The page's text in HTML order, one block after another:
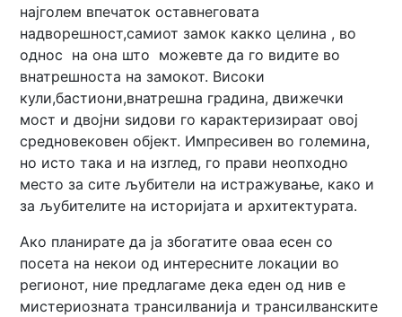
најголем впечаток оставнеговата
надворешност,самиот замок какко целина , во
однос на она што можевте да го видите во
внатрешноста на замокот. Високи
кули,бастиони,внатрешна градина, движечки
мост и двојни ѕидови го карактеризираат овој
средновековен објект. Импресивен во големина,
но исто така и на изглед, го прави неопходно
место за сите љубители на истражување, како и
за љубителите на историјата и архитектурата.
Ако планирате да ја збогатите оваа есен со
посета на некои од интересните локации во
регионот, ние предлагаме дека еден од нив е
мистериозната трансилванија и трансилванските